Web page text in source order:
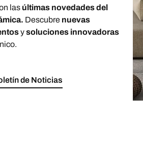
las últimas novedades del
Descubre nuevas
ysoluciones innovadoras
de Noticias